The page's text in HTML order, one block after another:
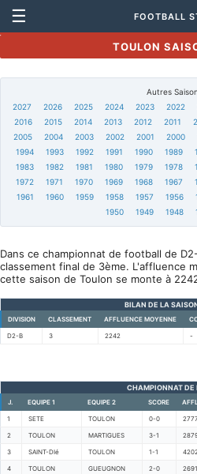
☰ FOOTBALL
TOULON
Autres
2027
2026 2025 2024 2023 2022
2016
2015 2014 2013 2012 2011
2005
2004 2003 2002 2001 2000
1994
1993 1992 1991 1990 1989
1983
1982 1981 1980 1979 1978
1972
1971 1970 1969 1968 1967
1961
1960 1959 1958 1957 1956
1950
1949 1948
Dans ce championnat de football de
classement final de 3ème. L'affluence
cette saison de Toulon se monte à
BILAN DE LA
DIVISION CLASSEMENT AFFLUENCE MOYENNE
D2-B 3 2242 -
CHAMPIONNAT DE
J. EQUIPE 1 EQUIPE 2 SCORE
1 SETE TOULON 0-0 2777
2 TOULON MARTIGUES 3-1
3 SAINT-DIé TOULON 1-1
4 TOULON GUEUGNON 2-0 2691